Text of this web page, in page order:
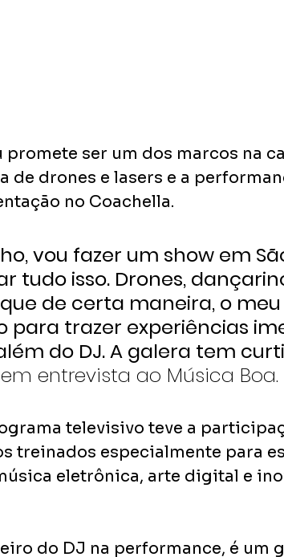
promete ser um dos marcos na
de drones e lasers e a
no Coachella.
vou fazer um show em
tudo isso. Drones,
de certa maneira, o
para trazer experiências
do DJ. A galera tem
entrevista ao Música Boa.
televisivo teve a
treinados especialmente para
eletrônica, arte digital e
do DJ na performance, é um